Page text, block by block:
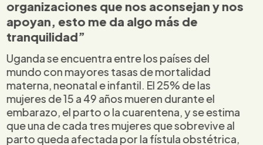
organizaciones que nos aconsejan y nos
apoyan, esto me da algo más de
tranquilidad”
Uganda se encuentra entre los países del
mundo con mayores tasas de mortalidad
materna, neonatal e infantil. El 25% de las
mujeres de 15 a 49 años mueren durante el
embarazo, el parto o la cuarentena, y se estima
que una de cada tres mujeres que sobrevive al
parto queda afectada por la fístula obstétrica,